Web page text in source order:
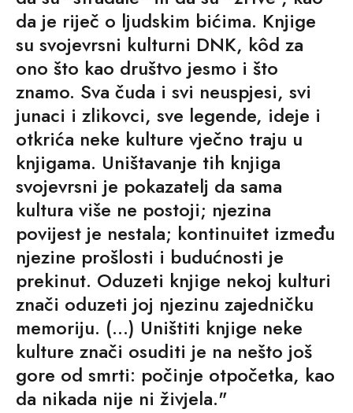
da je riječ o ljudskim bićima. Knjige
su svojevrsni kulturni DNK, kôd za
ono što kao društvo jesmo i što
znamo. Sva čuda i svi neuspjesi, svi
junaci i zlikovci, sve legende, ideje i
otkrića neke kulture vječno traju u
knjigama. Uništavanje tih knjiga
svojevrsni je pokazatelj da sama
kultura više ne postoji; njezina
povijest je nestala; kontinuitet između
njezine prošlosti i budućnosti je
prekinut. Oduzeti knjige nekoj kulturi
znači oduzeti joj njezinu zajedničku
memoriju. (…) Uništiti knjige neke
kulture znači osuditi je na nešto još
gore od smrti: počinje otpočetka, kao
da nikada nije ni živjela."